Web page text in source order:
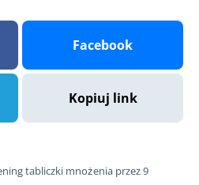
Facebook
Kopiuj link
tabliczki mnożenia przez 9